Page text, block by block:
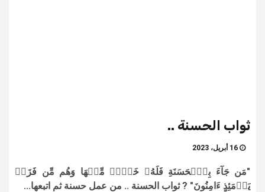
ثواب الحسنة ..
"مَن جَآءَ بِٱلۡحَسَنَةِ فَلَهُۥ خَيۡرٞ مِّنۡهَا وَهُم مِّن فَزَعٖ
يَوۡمَئِذٍ ءَامِنُونَ" ? ثواب الحسنة .. من عمل حسنة ثم اتبعها...